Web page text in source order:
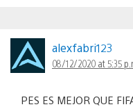
alexfabri123
08/12/2020 at 5:35
PES ES MEJOR QUE